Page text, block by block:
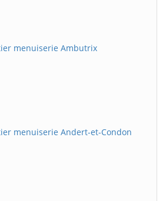
menuiserie Ambutrix
menuiserie Andert-et-Condon